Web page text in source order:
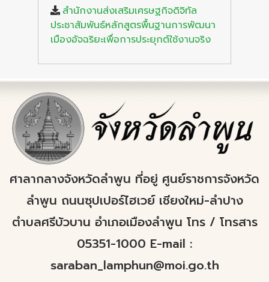
สำนักงานส่งเสริมเศรษฐกิจดิจิทัล
ประชาสัมพันธ์หลักสูตรพื้นฐานการพัฒนา
เมืองอัจฉริยะเพื่อการประยุกต์ใช้งานจริง
ศาลากลางจังหวัดลำพูน ที่อยู่ ศูนย์ราชการจังหวัด
ลำพูน ถนนซุปเปอร์ไฮเวย์ เชียงใหม่-ลำปาง
ตำบลศรีบัวบาน อำเภอเมืองลำพูน โทร / โทรสาร
05351-1000 E-mail :
saraban_lamphun@moi.go.th